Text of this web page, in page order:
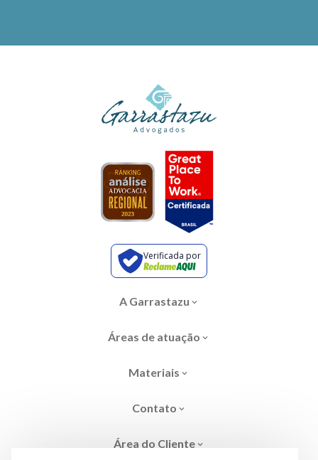
Verificada por
A Garrastazu
Áreas de atuação
Materiais
Contato
Área do Cliente